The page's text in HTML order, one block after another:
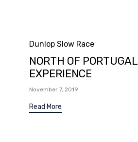
Category
Dunlop Slow Race
NORTH OF PORTUGAL
EXPERIENCE
November 7, 2019
Read More